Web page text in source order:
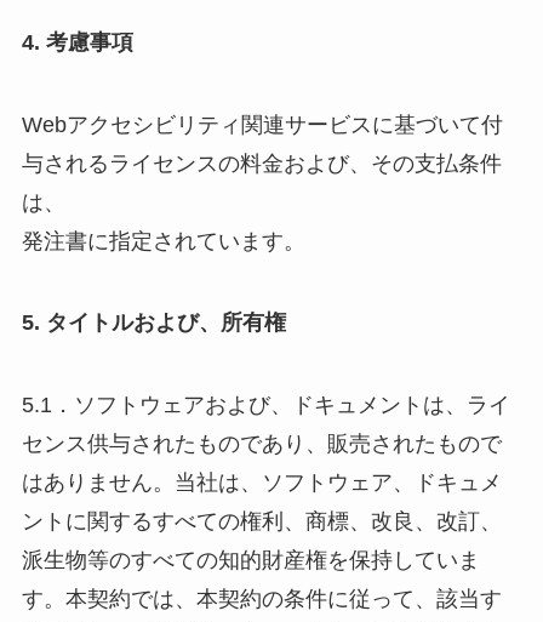
4. 考慮事項
Webアクセシビリティ関連サービスに基づいて付
与されるライセンスの料金および、その支払条件
は、
発注書に指定されています。
5. タイトルおよび、所有権
5.1．ソフトウェアおよび、ドキュメントは、ライ
センス供与されたものであり、販売されたもので
はありません。当社は、ソフトウェア、ドキュメ
ントに関するすべての権利、商標、改良、改訂、
派生物等のすべての知的財産権を保持していま
す。本契約では、本契約の条件に従って、該当す